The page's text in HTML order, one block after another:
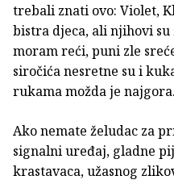
trebali znati ovo: Violet,
bistra djeca, ali njihovi su
moram reći, puni zle
siročića nesretne su i
rukama možda je najgora.
Ako nemate želudac za
signalni uređaj, gladne
krastavaca, užasnog